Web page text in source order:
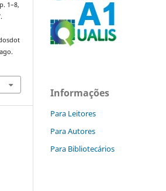
1–8,
Informações
Para Leitores
Para Autores
Para Bibliotecários